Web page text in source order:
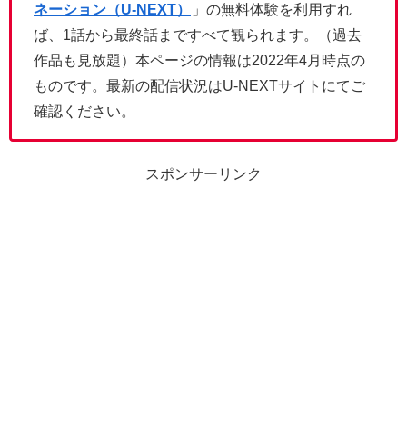
ネーション（U-NEXT）
」の無料体験を利用すれ
ば、1話から最終話まですべて観られます。（過去
作品も見放題）本ページの情報は2022年4月時点の
ものです。最新の配信状況はU-NEXTサイトにてご
確認ください。
スポンサーリンク